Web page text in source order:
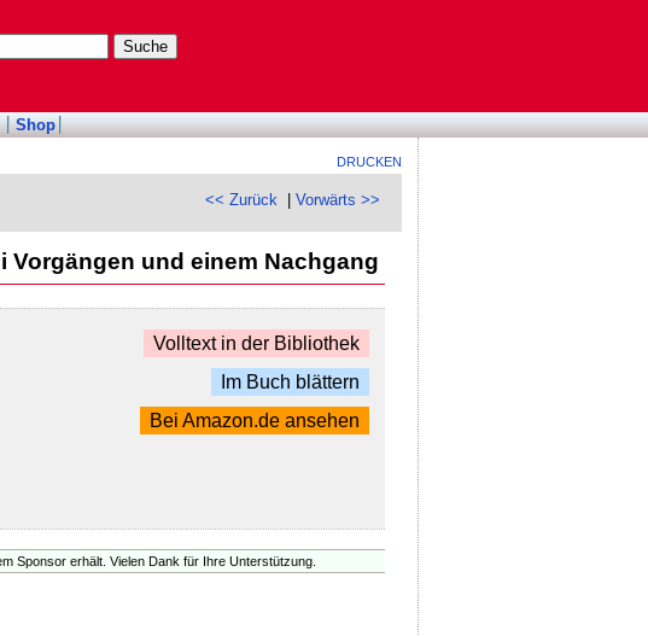
Shop
DRUCKEN
<< Zurück |Vorwärts >>
Vorgängen und einem Nachgang
Volltext in der Bibliothek
Im Buch blättern
Bei Amazon.de ansehen
Sponsor erhält. Vielen Dank für Ihre Unterstützung.